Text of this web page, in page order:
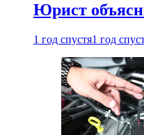
Юрист
1 год спустя1 год